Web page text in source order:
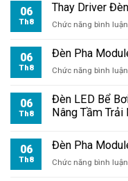
06
Th8
Thay Driver
Chức năng bình
06
Th8
Đèn Pha
Chức năng bình
06
Th8
Đèn LED Bể
Nâng Tầm
06
Th8
Đèn Pha
Chức năng bình